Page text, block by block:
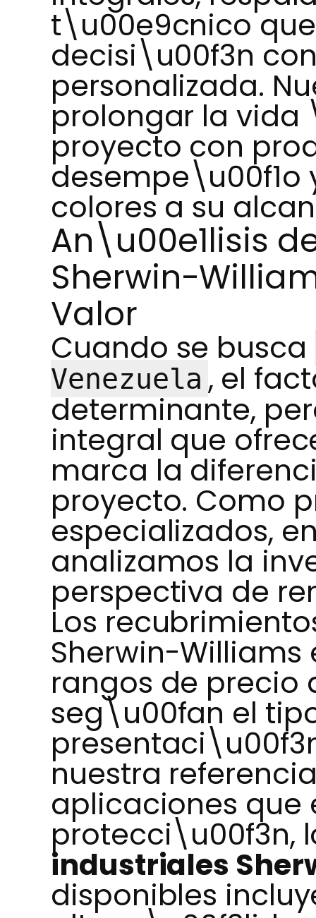
t\u00e9cnico
decisi\u00f3n
personalizada.
prolongar la
proyecto con
desempe\u00f1o
colores a su
An\u00e1lisis
Sherwin-
Valor
Cuando se busca
Venezuela , el
determinante,
integral que
marca la
proyecto. Como
especializados,
analizamos la
perspectiva de
Los
Sherwin-
rangos de
seg\u00fan el
nuestra
aplicaciones que
protecci\u00f3n,
industriales
disponibles